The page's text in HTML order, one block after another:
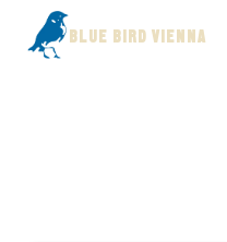
BLUE BIRD VIENNA